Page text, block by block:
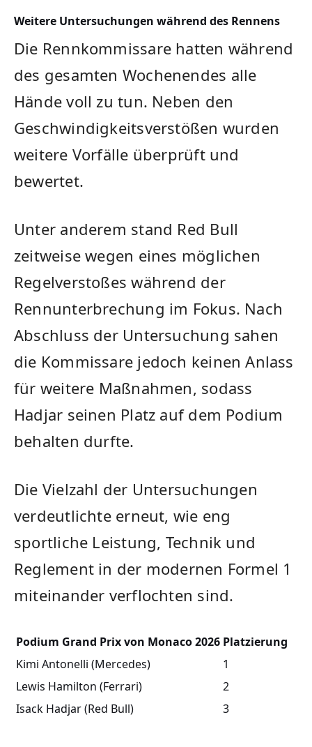
Weitere Untersuchungen während des Rennens
Die Rennkommissare hatten während
des gesamten Wochenendes alle
Hände voll zu tun. Neben den
Geschwindigkeitsverstößen wurden
weitere Vorfälle überprüft und
bewertet.
Unter anderem stand Red Bull
zeitweise wegen eines möglichen
Regelverstoßes während der
Rennunterbrechung im Fokus. Nach
Abschluss der Untersuchung sahen
die Kommissare jedoch keinen Anlass
für weitere Maßnahmen, sodass
Hadjar seinen Platz auf dem Podium
behalten durfte.
Die Vielzahl der Untersuchungen
verdeutlichte erneut, wie eng
sportliche Leistung, Technik und
Reglement in der modernen Formel 1
miteinander verflochten sind.
Podium Grand Prix von Monaco 2026 Platzierung
Kimi Antonelli (Mercedes)
1
Lewis Hamilton (Ferrari)
2
Isack Hadjar (Red Bull)
3